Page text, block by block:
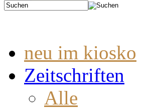
neu im kiosko
Zeitschriften
Alle